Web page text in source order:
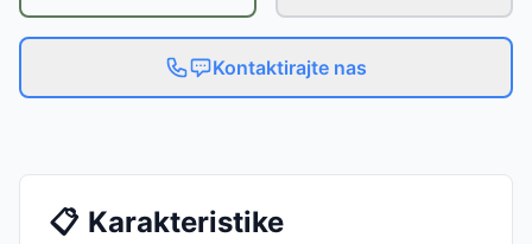
Kontaktirajte nas
📋 Karakteristike